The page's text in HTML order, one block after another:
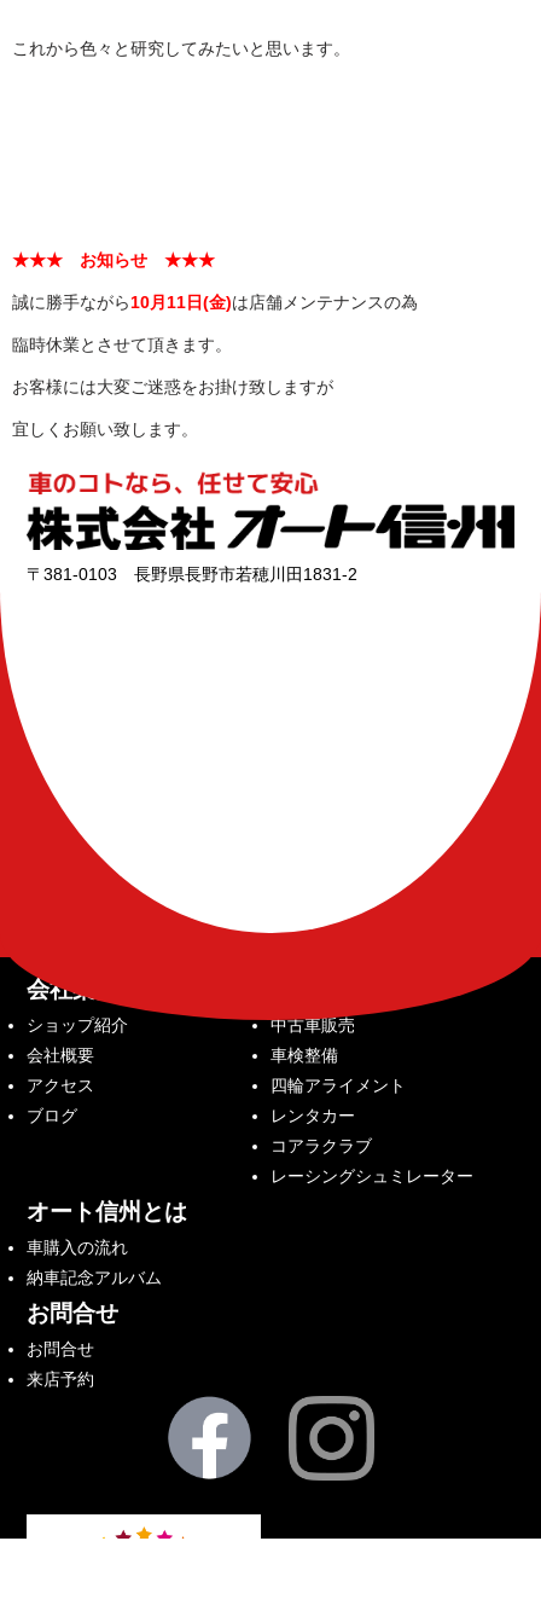
これから色々と研究してみたいと思います。
★★★ お知らせ ★★★
誠に勝手ながら10月11日(金)は店舗メンテナンスの為
臨時休業とさせて頂きます。
お客様には大変ご迷惑をお掛け致しますが
宜しくお願い致します。
〒381-0103 長野県長野市若穂川田1831-2
会社案内
ショップ紹介
会社概要
アクセス
ブログ
中古車販売
車検整備
四輪アライメント
レンタカー
コアラクラブ
レーシングシュミレーター
オート信州とは
車購入の流れ
納車記念アルバム
お問合せ
お問合せ
来店予約